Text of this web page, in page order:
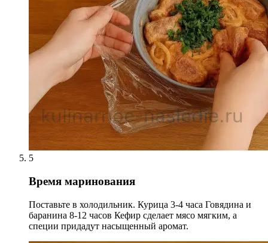
5
Время маринования
Поставьте в холодильник. Курица 3-4 часа Говядина и
баранина 8-12 часов Кефир сделает мясо мягким, а
специи придадут насыщенный аромат.